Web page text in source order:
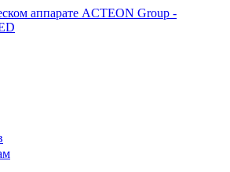
аппарате ACTEON Group -